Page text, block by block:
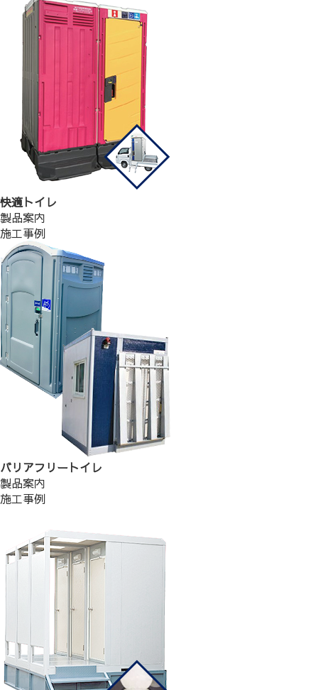
快適トイレ
製品案内
施工事例
バリアフリートイレ
製品案内
施工事例